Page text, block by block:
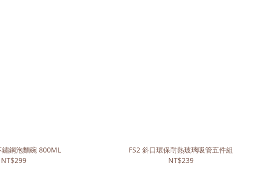
鋼泡麵碗 800ML
NT$299
FS2 斜口環保耐熱玻璃吸管五件組
NT$239